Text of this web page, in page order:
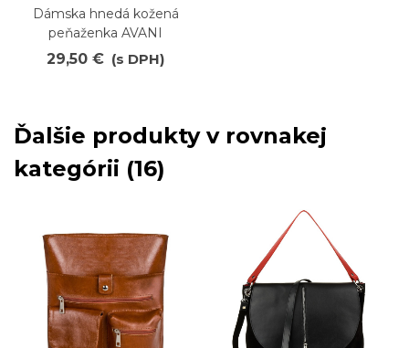
Dámska hnedá kožená
peňaženka AVANI
29,50 € (s DPH)
Ďalšie produkty v rovnakej
kategórii (16)